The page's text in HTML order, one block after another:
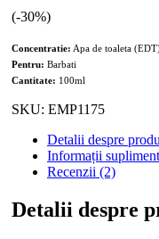
(-30%)
Concentratie: Apa de toaleta
Pentru: Barbati
Cantitate: 100ml
SKU: EMP1175
Detalii despre
Informații
Recenzii (2)
Detalii despre